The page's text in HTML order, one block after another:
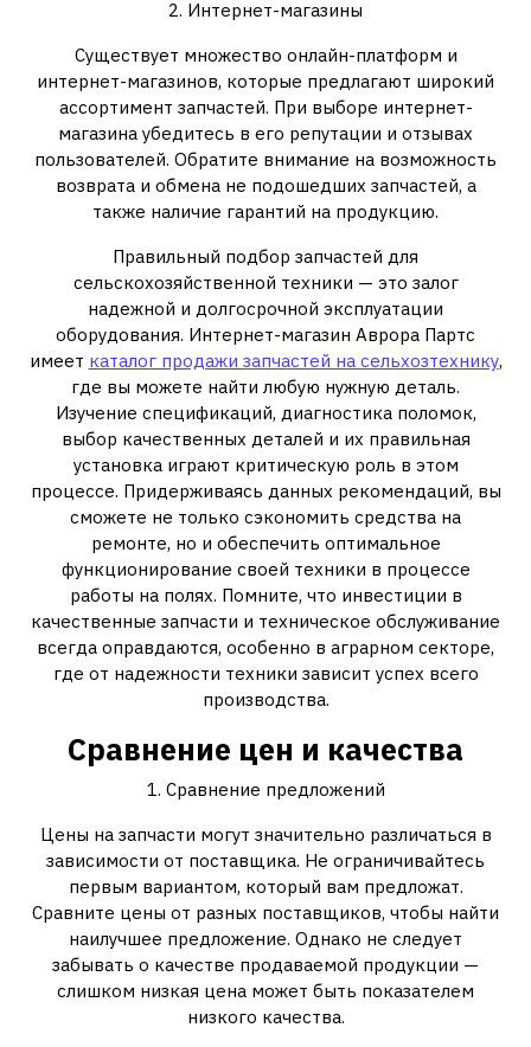
2. Интернет-магазины
Существует множество онлайн-платформ и
интернет-магазинов, которые предлагают широкий
ассортимент запчастей. При выборе интернет-
магазина убедитесь в его репутации и отзывах
пользователей. Обратите внимание на возможность
возврата и обмена не подошедших запчастей, а
также наличие гарантий на продукцию.
Правильный подбор запчастей для
сельскохозяйственной техники — это залог
надежной и долгосрочной эксплуатации
оборудования. Интернет-магазин Аврора Партс
имеет каталог продажи запчастей на сельхозтехнику,
где вы можете найти любую нужную деталь.
Изучение спецификаций, диагностика поломок,
выбор качественных деталей и их правильная
установка играют критическую роль в этом
процессе. Придерживаясь данных рекомендаций, вы
сможете не только сэкономить средства на
ремонте, но и обеспечить оптимальное
функционирование своей техники в процессе
работы на полях. Помните, что инвестиции в
качественные запчасти и техническое обслуживание
всегда оправдаются, особенно в аграрном секторе,
где от надежности техники зависит успех всего
производства.
Сравнение цен и качества
1. Сравнение предложений
Цены на запчасти могут значительно различаться в
зависимости от поставщика. Не ограничивайтесь
первым вариантом, который вам предложат.
Сравните цены от разных поставщиков, чтобы найти
наилучшее предложение. Однако не следует
забывать о качестве продаваемой продукции —
слишком низкая цена может быть показателем
низкого качества.